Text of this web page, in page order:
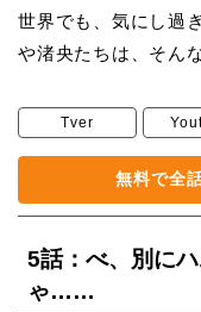
世界でも、気にし過
や渚央たちは、そん
Tver
無料で全
5話：べ、別に
ゃ……